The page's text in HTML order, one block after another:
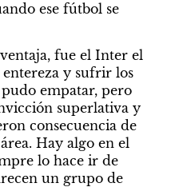
ese fútbol se
fue el Inter el
y sufrir los
empatar, pero
superlativa y
consecuencia de
Hay algo en el
lo hace ir de
un grupo de